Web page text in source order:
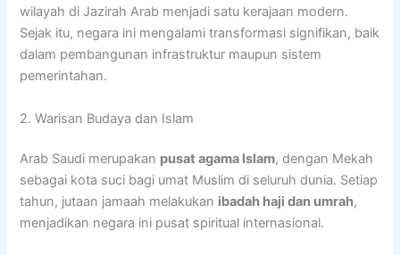
wilayah di Jazirah Arab menjadi satu kerajaan modern.
Sejak itu, negara ini mengalami transformasi signifikan, baik
dalam pembangunan infrastruktur maupun sistem
pemerintahan.
2. Warisan Budaya dan Islam
Arab Saudi merupakan pusat agama Islam, dengan Mekah
sebagai kota suci bagi umat Muslim di seluruh dunia. Setiap
tahun, jutaan jamaah melakukan ibadah haji dan umrah,
menjadikan negara ini pusat spiritual internasional.